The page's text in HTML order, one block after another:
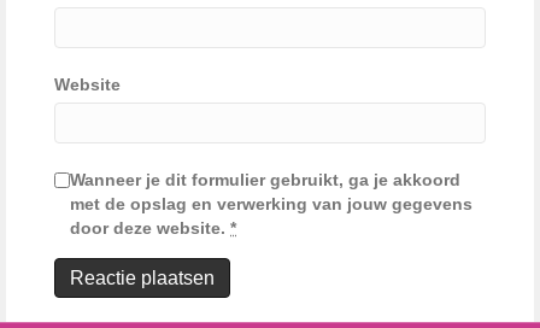
Website
Wanneer je dit formulier gebruikt, ga je akkoord
met de opslag en verwerking van jouw gegevens
door deze website. *